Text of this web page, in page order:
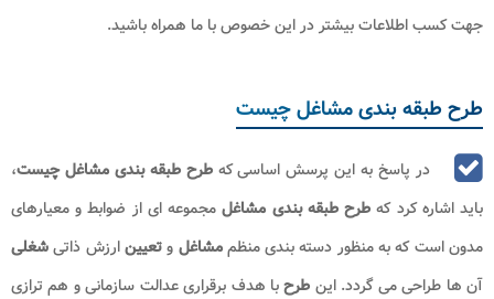
جهت کسب اطلاعات بیشتر در این خصوص با ما همراه باشید.
طرح طبقه بندی مشاغل چیست
در پاسخ به این پرسش اساسی کهطرح طبقه بندی مشاغل چیست،
باید اشاره کرد که طرح طبقه بندی مشاغلمجموعه ای از ضوابط و معیارهای
مدون است که به منظور دسته بندی منظممشاغل وتعیینارزش ذاتیشغلی
آن ها طراحی می گردد. این طرحبا هدف برقراری عدالت سازمانی و هم ترازی